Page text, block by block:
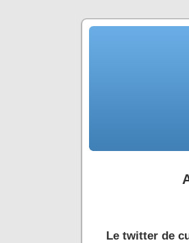
Le twitter de